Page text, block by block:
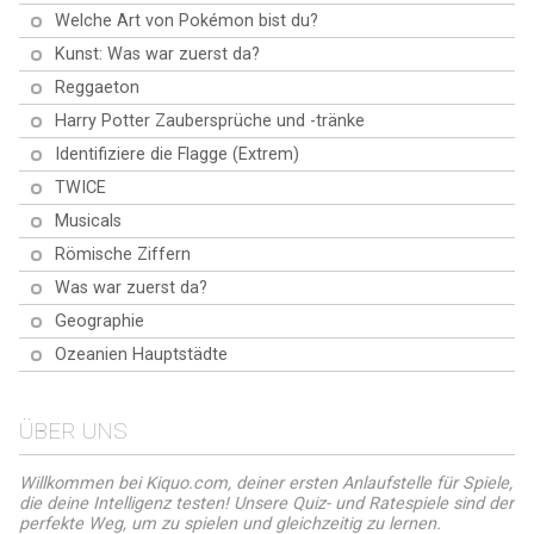
Welche Art von Pokémon bist du?
Kunst: Was war zuerst da?
Reggaeton
Harry Potter Zaubersprüche und -tränke
Identifiziere die Flagge (Extrem)
TWICE
Musicals
Römische Ziffern
Was war zuerst da?
Geographie
Ozeanien Hauptstädte
ÜBER UNS
Willkommen bei Kiquo.com, deiner ersten Anlaufstelle für Spiele,
die deine Intelligenz testen! Unsere Quiz- und Ratespiele sind der
perfekte Weg, um zu spielen und gleichzeitig zu lernen.